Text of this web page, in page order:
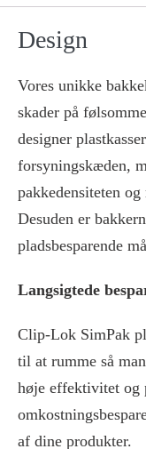
Design
Vores unikke
skader på
designer
forsyningskæden,
pakkedensiteten
Desuden er
pladsbesparende
Langsigtede
Clip-Lok SimPak
til at rumme så
høje effektivitet og
af dine produkter.